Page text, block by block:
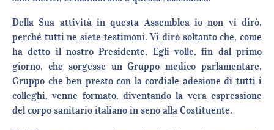
Della Sua attività in questa Assemblea io non vi dirò,
perché tutti ne siete testimoni. Vi dirò soltanto che, come
ha detto il nostro Presidente, Egli volle, fin dal primo
giorno, che sorgesse un Gruppo medico parlamentare,
Gruppo che ben presto con la cordiale adesione di tutti i
colleghi, venne formato, diventando la vera espressione
del corpo sanitario italiano in seno alla Costituente.